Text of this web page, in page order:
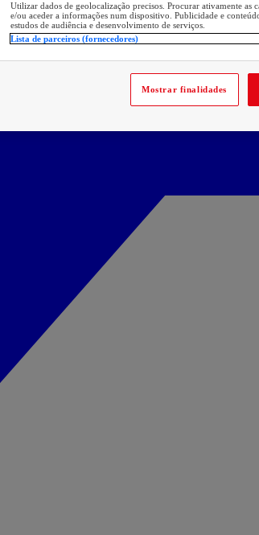
Utilizar dados de geolocalização precisos. Procurar ativamente
e/ou aceder a informações num dispositivo. Publicidade e
estudos de audiência e desenvolvimento de serviços.
Lista de parceiros (fornecedores)
Mostrar finalidades